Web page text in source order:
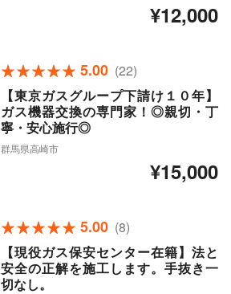
¥12,000
5.00 (22)
【東京ガスグループ下請け１０年】
ガス機器交換の専門家！◎親切・丁
寧・安心施行◎
群馬県高崎市
¥15,000
5.00 (8)
【現役ガス保安センター在籍】法と
安全の正解を施工します。手抜き一
切なし。